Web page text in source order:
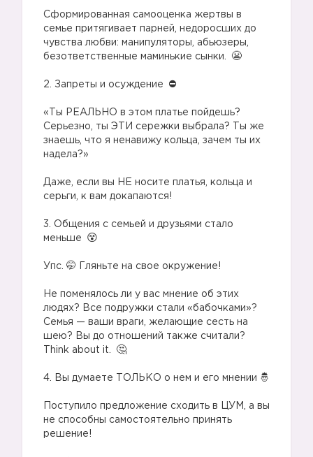
Сформированная самооценка жертвы в
семье притягивает парней, недоросших до
чувства любви: манипуляторы, абьюзеры,
безответственные маминькие сынки.
2. Запреты и осуждение
«Ты РЕАЛЬНО в этом платье пойдешь?
Серьезно, ты ЭТИ сережки выбрала? Ты же
знаешь, что я ненавижу кольца, зачем ты их
надела?»
Даже, если вы НЕ носите платья, кольца и
серьги, к вам докапаются!
3. Общения с семьей и друзьями стало
меньше
Упс. 🤭 Гляньте на свое окружение!
Не поменялось ли у вас мнение об этих
людях? Все подружки стали «бабочками»?
Семья — ваши враги, желающие сесть на
шею? Вы до отношений также считали?
Think about it.
4. Вы думаете ТОЛЬКО о нем и его мнении 🤴
Поступило предложение сходить в ЦУМ, а вы
не способны самостоятельно принять
решение!